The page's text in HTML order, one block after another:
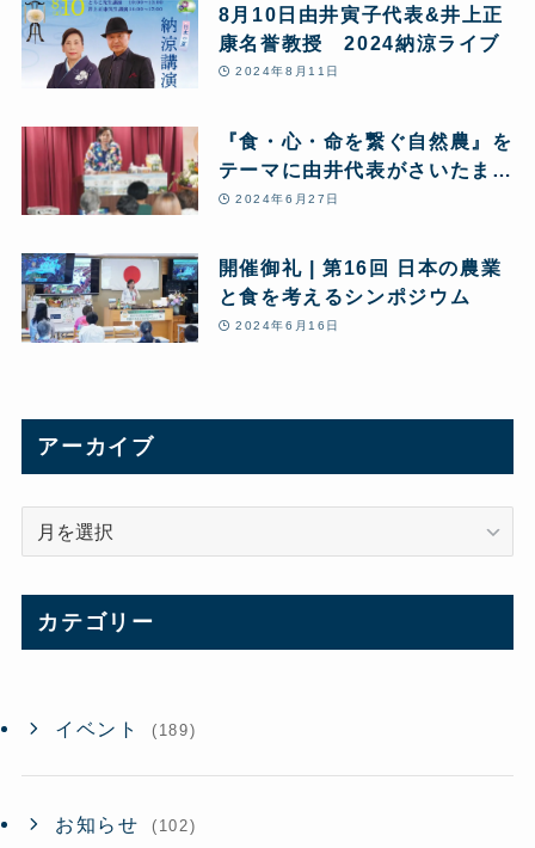
8月10日由井寅子代表&井上正
康名誉教授 2024納涼ライブ
2024年8月11日
『食・心・命を繋ぐ自然農』を
テーマに由井代表がさいたま市
で講演
2024年6月27日
開催御礼 | 第16回 日本の農業
と食を考えるシンポジウム
2024年6月16日
アーカイブ
ブ
カテゴリー
イベント (189)
お知らせ (102)